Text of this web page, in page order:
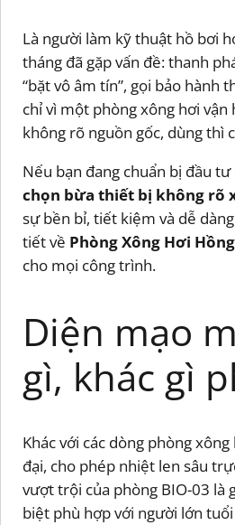
Là người làm kỹ thuật hồ bơi
tháng đã gặp vấn đề: thanh
“bặt vô âm tín”, gọi bảo hành
chỉ vì một phòng xông hơi
không rõ nguồn gốc, dùng thì
Nếu bạn đang chuẩn bị đầu
chọn bừa thiết bị không rõ
sự bền bỉ, tiết kiệm và dễ
tiết về Phòng Xông Hơi
cho mọi công trình.
Diện mạo
gì, khác gì
Khác với các dòng phòng
đại, cho phép nhiệt len sâu
vượt trội của phòng BIO-03 là
biệt phù hợp với người lớn